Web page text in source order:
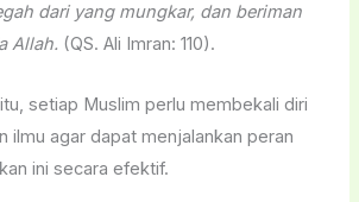
gah dari yang mungkar, dan beriman
Allah. (QS. Ali Imran: 110).
setiap Muslim perlu membekali diri
ilmu agar dapat menjalankan peran
ini secara efektif.